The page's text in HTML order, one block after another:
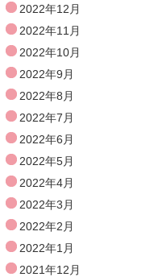
2022年12月
2022年11月
2022年10月
2022年9月
2022年8月
2022年7月
2022年6月
2022年5月
2022年4月
2022年3月
2022年2月
2022年1月
2021年12月